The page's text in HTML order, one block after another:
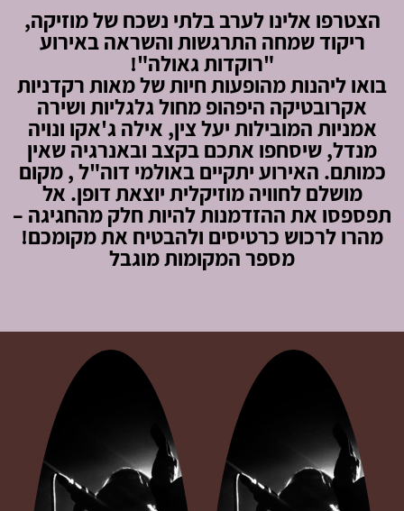
הצטרפו אלינו לערב בלתי נשכח של מוזיקה,
ריקוד שמחה התרגשות והשראה באירוע
"רוקדות גאולה"!
בואו ליהנות מהופעות חיות של מאות רקדניות
אקרובטיקה היפהופ מחול גלגליות ושירה
אמניות המובילות יעל צין, אילה ג'אקו ונויה
מנדל, שיסחפו אתכם בקצב ובאנרגיה שאין
כמותם. האירוע יתקיים באולמי דוה"ל , מקום
מושלם לחוויה מוזיקלית יוצאת דופן. אל
תפספסו את ההזדמנות להיות חלק מהחגיגה –
מהרו לרכוש כרטיסים ולהבטיח את מקומכם!
מספר המקומות מוגבל